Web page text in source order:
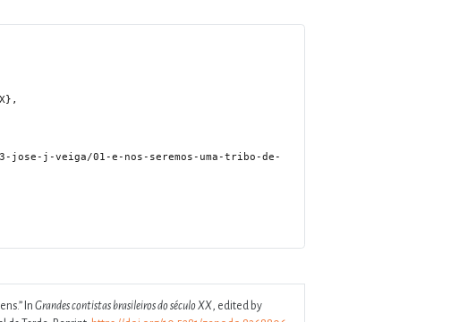
InGrandes contistas brasileiros do século XX, edited by